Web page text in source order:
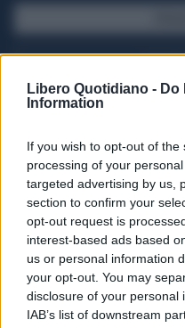
Libero Quotidiano - Do
Information
If you wish to opt-out of
processing of your
targeted advertising by us,
section to confirm your
opt-out request is
interest-based ads based
us or personal information
your opt-out. You may
disclosure of your personal
IAB’s list of downstream
Seguici su Google Discover
Segui Libero